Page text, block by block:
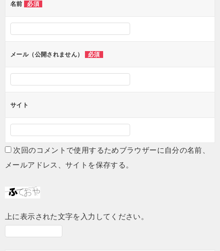
ー
ョ
名前 必須
メール（公開されません） 必須
サイト
次回のコメントで使用するためブラウザーに自分の名前、
メールアドレス、サイトを保存する。
上に表示された文字を入力してください。